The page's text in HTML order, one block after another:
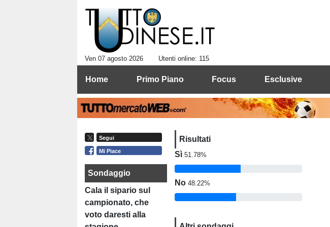
Ven 07 agosto 2026 Utenti online: 115
Home Primo Piano Focus Esclusive
Segui
Mi Piace
Sondaggio
Cala il sipario sul
campionato, che
voto daresti alla
Risultati
Sì 51.78%
No 48.22%